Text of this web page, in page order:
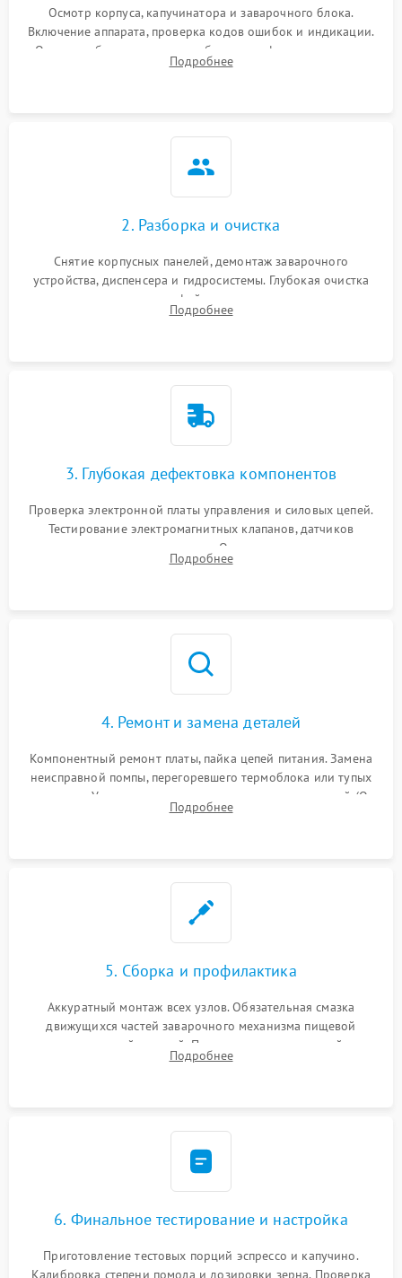
Осмотр корпуса, капучинатора и заварочного блока.
Включение аппарата, проверка кодов ошибок и индикации.
Оценка работы помпы, термоблока и кофемолки на слух.
Измерение температуры и давления воды для выявления
Подробнее
2. Разборка и очистка
Снятие корпусных панелей, демонтаж заварочного
устройства, диспенсера и гидросистемы. Глубокая очистка
внутренних узлов от кофейных масел, жмыха и накипи.
Промывка дренажных каналов и фильтров с использованием
Подробнее
3. Глубокая дефектовка компонентов
Проверка электронной платы управления и силовых цепей.
Тестирование электромагнитных клапанов, датчиков
температуры и расходомера. Оценка степени износа
жерновов кофемолки, уплотнительных колец гидросистемы
Подробнее
4. Ремонт и замена деталей
Компонентный ремонт платы, пайка цепей питания. Замена
неисправной помпы, перегоревшего термоблока или тупых
жерновов. Установка новых силиконовых уплотнителей (O-
ring) и тефлоновых трубок для надежного устранения
Подробнее
5. Сборка и профилактика
Аккуратный монтаж всех узлов. Обязательная смазка
движущихся частей заварочного механизма пищевой
силиконовой смазкой. Проведение программной
декальцинации и очистки системы от кофейных масел.
Подробнее
6. Финальное тестирование и настройка
Приготовление тестовых порций эспрессо и капучино.
Калибровка степени помола и дозировки зерна. Проверка